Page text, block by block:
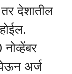
देशातील
अर्ज